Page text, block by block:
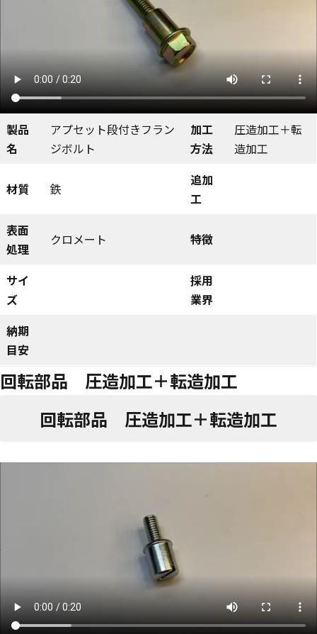
製品
名
アプセット段付きフラン
ジボルト
加工
方法
圧造加工＋転
造加工
材質 鉄
追加
工
表面
処理
クロメート 特徴
サイ
ズ
採用
業界
納期
目安
回転部品 圧造加工＋転造加工
回転部品 圧造加工＋転造加工